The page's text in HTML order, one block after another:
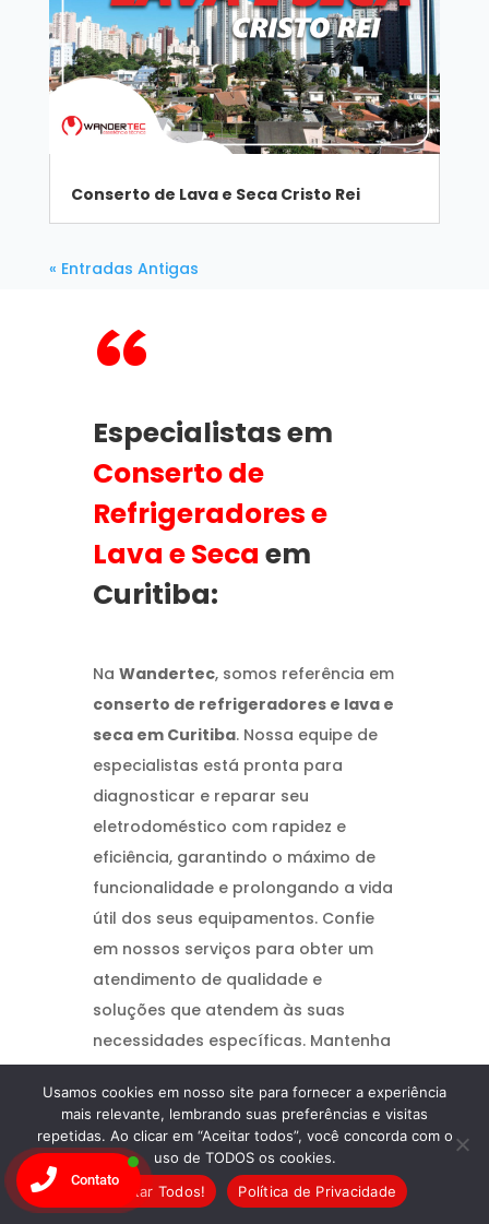
Conserto de Lava e Seca Cristo Rei
« Entradas Antigas
“
Especialistas em
Conserto de
Refrigeradores e
Lava e Seca em
Curitiba:
Na Wandertec, somos referência em
conserto de refrigeradores e lava e
seca em Curitiba. Nossa equipe de
especialistas está pronta para
diagnosticar e reparar seu
eletrodoméstico com rapidez e
eficiência, garantindo o máximo de
funcionalidade e prolongando a vida
útil dos seus equipamentos. Confie
em nossos serviços para obter um
atendimento de qualidade e
soluções que atendem às suas
necessidades específicas. Mantenha
seus aparelhos sempre em perfeito
estado com aWandertec!
Usamos cookies em nosso site para fornecer a experiência
mais relevante, lembrando suas preferências e visitas
repetidas. Ao clicar em “Aceitar todos”, você concorda com o
uso de TODOS os cookies.
Aceitar Todos!
Política de Privacidade
Contato